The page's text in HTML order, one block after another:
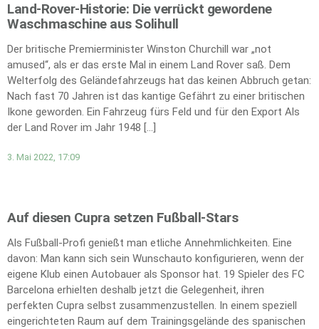
Land-Rover-Historie: Die verrückt gewordene
Waschmaschine aus Solihull
Der britische Premierminister Winston Churchill war „not
amused“, als er das erste Mal in einem Land Rover saß. Dem
Welterfolg des Geländefahrzeugs hat das keinen Abbruch getan:
Nach fast 70 Jahren ist das kantige Gefährt zu einer britischen
Ikone geworden. Ein Fahrzeug fürs Feld und für den Export Als
der Land Rover im Jahr 1948 […]
3. Mai 2022, 17:09
Auf diesen Cupra setzen Fußball-Stars
Als Fußball-Profi genießt man etliche Annehmlichkeiten. Eine
davon: Man kann sich sein Wunschauto konfigurieren, wenn der
eigene Klub einen Autobauer als Sponsor hat. 19 Spieler des FC
Barcelona erhielten deshalb jetzt die Gelegenheit, ihren
perfekten Cupra selbst zusammenzustellen. In einem speziell
eingerichteten Raum auf dem Trainingsgelände des spanischen